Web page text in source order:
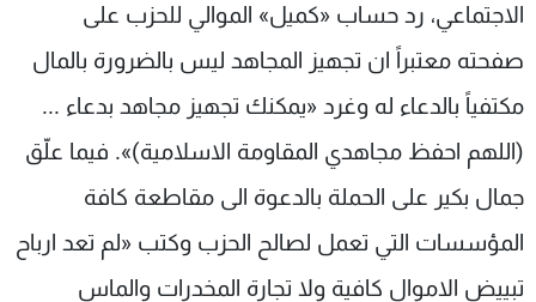
الاجتماعي، رد حساب «كميل» الموالي للحزب على
صفحته معتبراً ان تجهيز المجاهد ليس بالضرورة بالمال
مكتفياً بالدعاء له وغرد «يمكنك تجهيز مجاهد بدعاء ...
(اللهم احفظ مجاهدي المقاومة الاسلامية)». فيما علّق
جمال بكير على الحملة بالدعوة الى مقاطعة كافة
المؤسسات التي تعمل لصالح الحزب وكتب «لم تعد ارباح
تبييض الاموال كافية ولا تجارة المخدرات والماس